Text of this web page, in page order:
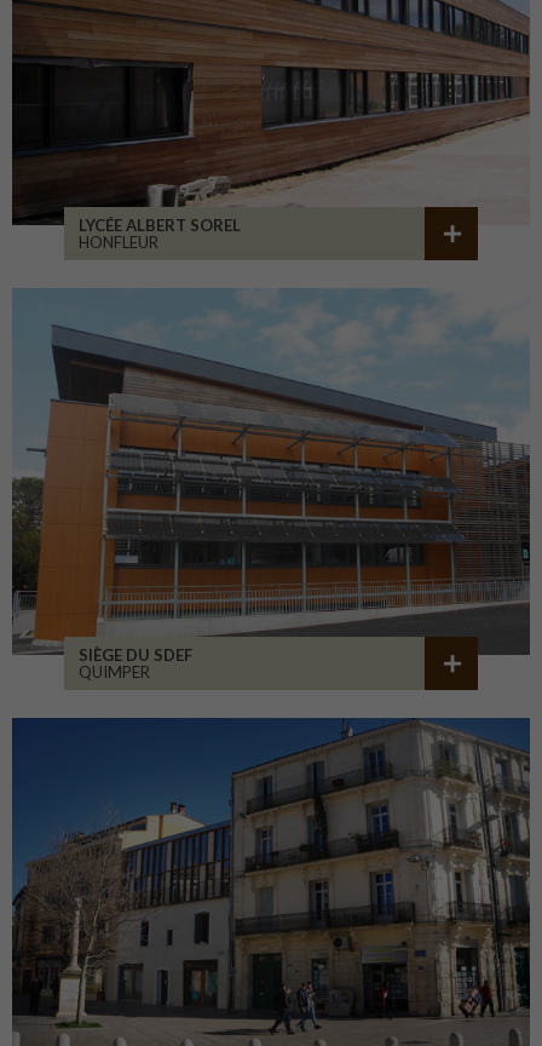
LYCÉE ALBERT SOREL
HONFLEUR
SIÈGE DU SDEF
QUIMPER